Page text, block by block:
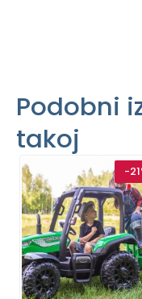
Podobni
takoj
-